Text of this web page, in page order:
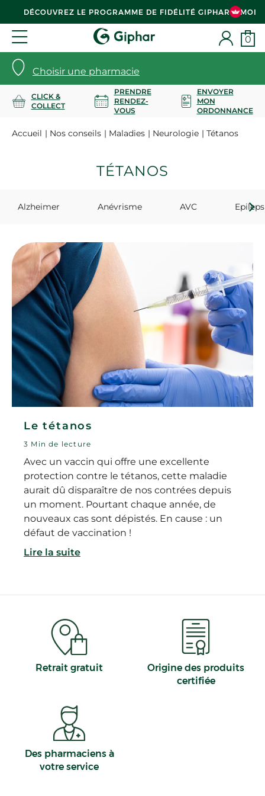
DÉCOUVREZ LE PROGRAMME DE FIDÉLITÉ GIPHAR & MOI
Choisir une pharmacie
0
CLICK &
COLLECT
PRENDRE
RENDEZ-
VOUS
ENVOYER
MON
ORDONNANCE
Accueil Nos conseils Maladies Neurologie Tétanos
TÉTANOS
Alzheimer Anévrisme AVC
Le tétanos
3 Min de lecture
Avec un vaccin qui offre une excellente
protection contre le tétanos, cette maladie
aurait dû disparaître de nos contrées depuis
un moment. Pourtant chaque année, de
nouveaux cas sont dépistés. En cause : un
défaut de vaccination !
Lire la suite
Retrait gratuit
Origine des produits
certifiée
Des pharmaciens à
votre service